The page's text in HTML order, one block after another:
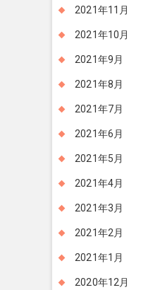
2021年11月
2021年10月
2021年9月
2021年8月
2021年7月
2021年6月
2021年5月
2021年4月
2021年3月
2021年2月
2021年1月
2020年12月